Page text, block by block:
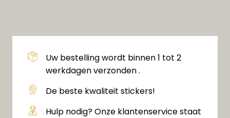
Uw bestelling wordt binnen 1 tot 2
werkdagen verzonden .
De beste kwaliteit stickers!
Hulp nodig? Onze klantenservice staat